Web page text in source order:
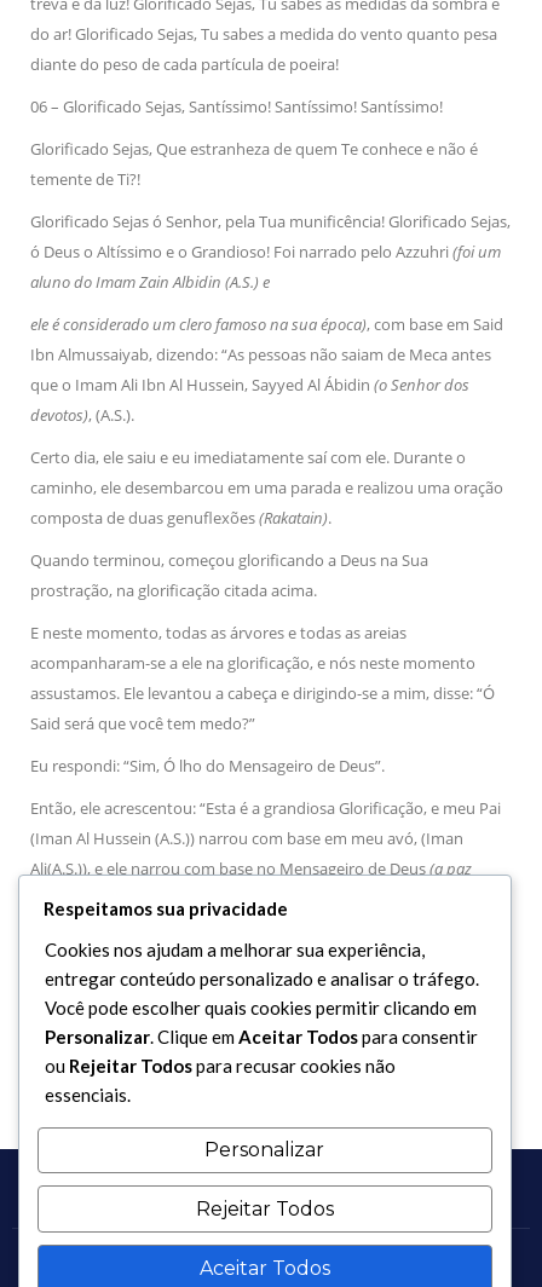
do ar! Glorificado Sejas, Tu sabes a medida do vento quanto pesa
diante do peso de cada partícula de poeira!
06 – Glorificado Sejas, Santíssimo! Santíssimo! Santíssimo!
Glorificado Sejas, Que estranheza de quem Te conhece e não é
temente de Ti?!
Glorificado Sejas ó Senhor, pela Tua munificência! Glorificado Sejas,
ó Deus o Altíssimo e o Grandioso! Foi narrado pelo Azzuhri(foi um
aluno do Imam Zain Albidin (A.S.) e
ele é considerado um clero famoso na sua época), com base em Said
Ibn Almussaiyab, dizendo: “As pessoas não saiam de Meca antes
que o Imam Ali Ibn Al Hussein, Sayyed Al Ábidin (o Senhor dos
devotos), (A.S.).
Certo dia, ele saiu e eu imediatamente saí com ele. Durante o
caminho, ele desembarcou em uma parada e realizou uma oração
composta de duas genuflexões(Rakatain).
Quando terminou, começou glorificando a Deus na Sua
prostração, na glorificação citada acima.
E neste momento, todas as árvores e todas as areias
acompanharam-se a ele na glorificação, e nós neste momento
assustamos. Ele levantou a cabeça e dirigindo-se a mim, disse: “Ó
Said será que você tem medo?”
Eu respondi: “Sim, Ó lho do Mensageiro de Deus”.
Então, ele acrescentou: “Esta é a grandiosa Glorificação, e meu Pai
(Iman Al Hussein (A.S.)) narrou com base em meu avó, (Iman
Ali(A.S.)), e ele narrou com base no Mensageiro de Deus(a paz
esteja com ele e sua puri cada família)
Que Deus Majestoso seja, quando criou Gabriel, inspirou-lhe esta
glorificação, e ela contém o nome Maior de Deus (Issmullah Al
Akbar).
Copyright 2017 - 2026 / Todos os direitos reservados.
Respeitamos sua privacidade
Cookies nos ajudam a melhorar sua experiência,
entregar conteúdo personalizado e analisar o tráfego.
Você pode escolher quais cookies permitir clicando em
Personalizar. Clique emAceitar Todospara consentir
ou Rejeitar Todospara recusar cookies não
essenciais.
Personalizar
Rejeitar Todos
Aceitar Todos